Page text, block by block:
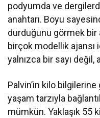
podyumda ve
anahtarı. Boyu
durduğunu görmek bir
birçok modellik ajansı
yalnızca bir sayı değil,
Palvin’in kilo bilgilerine
yaşam tarzıyla
mümkün. Yaklaşık 55